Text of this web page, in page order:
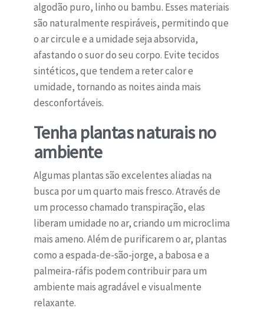
algodão puro, linho ou bambu. Esses materiais
são naturalmente respiráveis, permitindo que
o ar circule e a umidade seja absorvida,
afastando o suor do seu corpo. Evite tecidos
sintéticos, que tendem a reter calor e
umidade, tornando as noites ainda mais
desconfortáveis.
Tenha plantas naturais no
ambiente
Algumas plantas são excelentes aliadas na
busca por um quarto mais fresco. Através de
um processo chamado transpiração, elas
liberam umidade no ar, criando um microclima
mais ameno. Além de purificarem o ar, plantas
como a espada-de-são-jorge, a babosa e a
palmeira-ráfis podem contribuir para um
ambiente mais agradável e visualmente
relaxante.